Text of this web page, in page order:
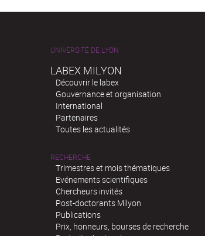
UNIVERSITÉ DE LYON
LABEX MILYON
Découvrir le labex
Gouvernance et organisation
International
Partenaires
Toutes les actualités
RECHERCHE
Trimestres et mois thématiques
Evénements scientifiques
Chercheurs invités
Post-doctorants Milyon
Publications
Prix, honneurs, bourses de recherche